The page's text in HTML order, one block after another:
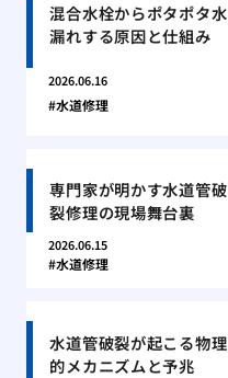
混合水栓からポタポタ水
漏れする原因と仕組み
2026.06.16
水道修理
専門家が明かす水道管破
裂修理の現場舞台裏
2026.06.15
水道修理
水道管破裂が起こる物理
的メカニズムと予兆